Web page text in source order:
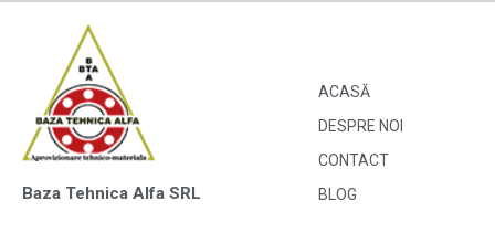
Baza Tehnica Alfa SRL
ACASĂ
DESPRE NOI
CONTACT
BLOG